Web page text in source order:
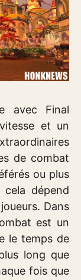
avec Final
et un
de combat
ou plus
cela dépend
Dans
est un
le temps de
long que
fois que